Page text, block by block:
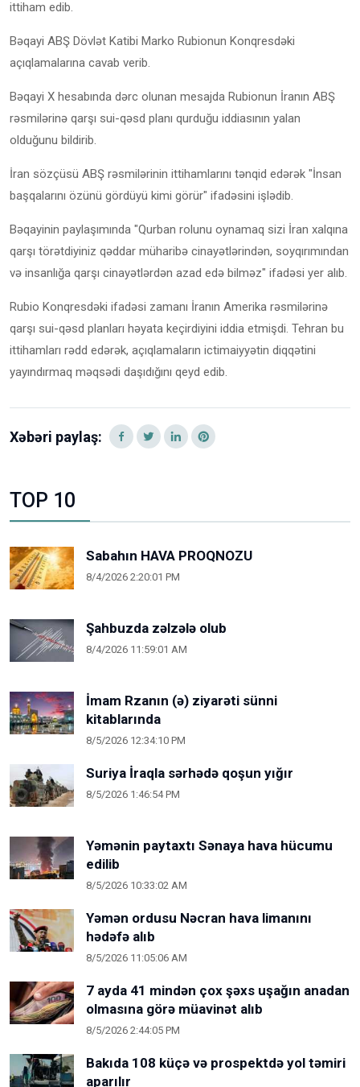
ittiham edib.
Bəqayi ABŞ Dövlət Katibi Marko Rubionun Konqresdəki
açıqlamalarına cavab verib.
Bəqayi X hesabında dərc olunan mesajda Rubionun İranın ABŞ
rəsmilərinə qarşı sui-qəsd planı qurduğu iddiasının yalan
olduğunu bildirib.
İran sözçüsü ABŞ rəsmilərinin ittihamlarını tənqid edərək "İnsan
başqalarını özünü gördüyü kimi görür" ifadəsini işlədib.
Bəqayinin paylaşımında "Qurban rolunu oynamaq sizi İran xalqına
qarşı törətdiyiniz qəddar müharibə cinayətlərindən, soyqırımından
və insanlığa qarşı cinayətlərdən azad edə bilməz" ifadəsi yer alıb.
Rubio Konqresdəki ifadəsi zamanı İranın Amerika rəsmilərinə
qarşı sui-qəsd planları həyata keçirdiyini iddia etmişdi. Tehran bu
ittihamları rədd edərək, açıqlamaların ictimaiyyətin diqqətini
yayındırmaq məqsədi daşıdığını qeyd edib.
Xəbəri paylaş:
TOP 10
Sabahın HAVA PROQNOZU
8/4/2026 2:20:01 PM
Şahbuzda zəlzələ olub
8/4/2026 11:59:01 AM
İmam Rzanın (ə) ziyarəti sünni
kitablarında
8/5/2026 12:34:10 PM
Suriya İraqla sərhədə qoşun yığır
8/5/2026 1:46:54 PM
Yəmənin paytaxtı Sənaya hava hücumu
edilib
8/5/2026 10:33:02 AM
Yəmən ordusu Nəcran hava limanını
hədəfə alıb
8/5/2026 11:05:06 AM
7 ayda 41 mindən çox şəxs uşağın anadan
olmasına görə müavinət alıb
8/5/2026 2:44:05 PM
Bakıda 108 küçə və prospektdə yol təmiri
aparılır